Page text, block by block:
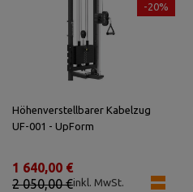
-20%
Höhenverstellbarer Kabelzug
UF-001 - UpForm
2 050,00 €
1 640,00 €
inkl. MwSt.